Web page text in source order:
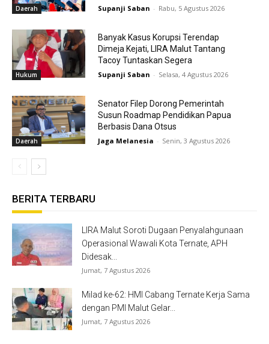
Daerah Supanji Saban - Rabu, 5 Agustus 2026
Hukum
Banyak Kasus Korupsi Terendap
Dimeja Kejati, LIRA Malut Tantang
Tacoy Tuntaskan Segera
Supanji Saban - Selasa, 4 Agustus 2026
Daerah
Senator Filep Dorong Pemerintah
Susun Roadmap Pendidikan Papua
Berbasis Dana Otsus
Jaga Melanesia - Senin, 3 Agustus 2026
BERITA TERBARU
LIRA Malut Soroti Dugaan Penyalahgunaan
Operasional Wawali Kota Ternate, APH
Didesak...
Jumat, 7 Agustus 2026
Milad ke-62: HMI Cabang Ternate Kerja Sama
dengan PMI Malut Gelar...
Jumat, 7 Agustus 2026